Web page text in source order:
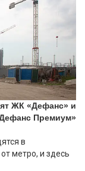
ЖК «Дефанс» и
Премиум»
в
метро, и здесь